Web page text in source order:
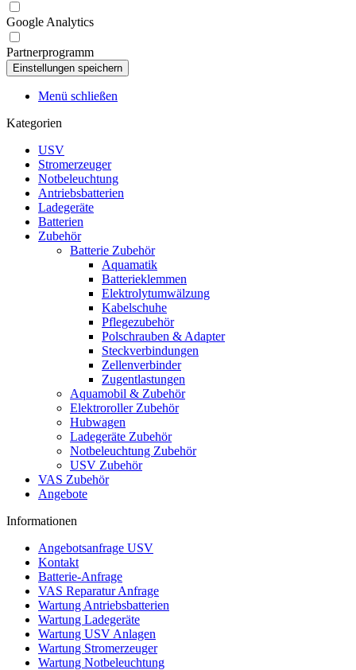
Google Analytics
Partnerprogramm
Menü schließen
Kategorien
USV
Stromerzeuger
Notbeleuchtung
Antriebsbatterien
Ladegeräte
Batterien
Zubehör
Batterie Zubehör
Aquamatik
Batterieklemmen
Elektrolytumwälzung
Kabelschuhe
Pflegezubehör
Polschrauben & Adapter
Steckverbindungen
Zellenverbinder
Zugentlastungen
Aquamobil & Zubehör
Elektroroller Zubehör
Hubwagen
Ladegeräte Zubehör
Notbeleuchtung Zubehör
USV Zubehör
VAS Zubehör
Angebote
Informationen
Angebotsanfrage USV
Kontakt
Batterie-Anfrage
VAS Reparatur Anfrage
Wartung Antriebsbatterien
Wartung Ladegeräte
Wartung USV Anlagen
Wartung Stromerzeuger
Wartung Notbeleuchtung